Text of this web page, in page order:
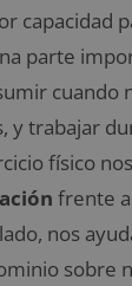
capacidad
parte
cuando
y trabajar
físico
frente
nos
sobre